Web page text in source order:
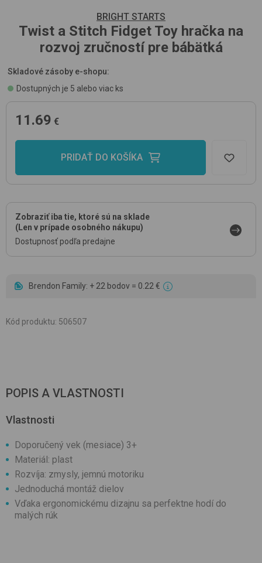
BRIGHT STARTS
Twist a Stitch Fidget Toy hračka na
rozvoj zručností pre bábätká
Skladové zásoby e-shopu:
Dostupných je 5 alebo viac ks
11.69 €
PRIDAŤ DO KOŠÍKA
Zobraziť iba tie, ktoré sú na sklade
(Len v prípade osobného nákupu)
Dostupnosť podľa predajne
Brendon Family: + 22 bodov = 0.22 €
Kód produktu: 506507
POPIS A VLASTNOSTI
Vlastnosti
Doporučený vek (mesiace) 3+
Materiál: plast
Rozvíja: zmysly, jemnú motoriku
Jednoduchá montáž dielov
Vďaka ergonomickému dizajnu sa perfektne hodí do
malých rúk